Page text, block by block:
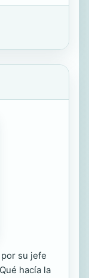
su jefe
hacía la